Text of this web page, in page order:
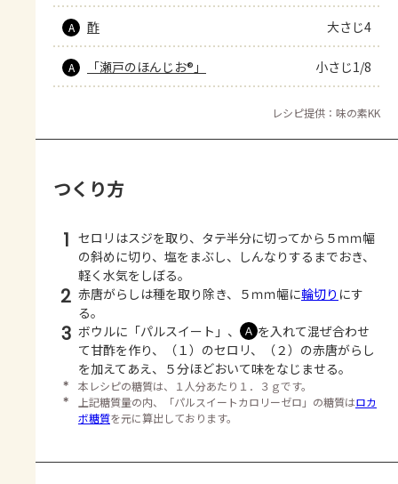
A 酢 大さじ4
A 「瀬戸のほんじお®」 小さじ1/8
レシピ提供：味の素KK
つくり方
1 セロリはスジを取り、タテ半分に切ってから５ｍｍ幅
の斜めに切り、塩をまぶし、しんなりするまでおき、
軽く水気をしぼる。
2 赤唐がらしは種を取り除き、５ｍｍ幅に輪切り にす
る。
3 ボウルに「パルスイート」、 Ａ を入れて混ぜ合わせ
て甘酢を作り、（１）のセロリ、（２）の赤唐がらし
を加えてあえ、５分ほどおいて味をなじませる。
＊
本レシピの糖質は、１人分あたり１．３ｇです。
＊
上記糖質量の内、「パルスイートカロリーゼロ」の糖質はロカ
ボ糖質を元に算出しております。